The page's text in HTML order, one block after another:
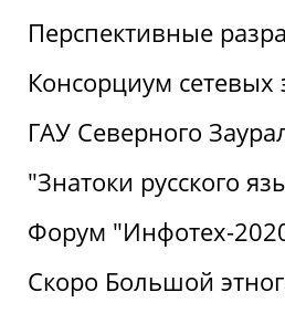
Перспективные
Консорциум
ГАУ Северного
"Знатоки русского
Форум "Инфотех-
Скоро Большой